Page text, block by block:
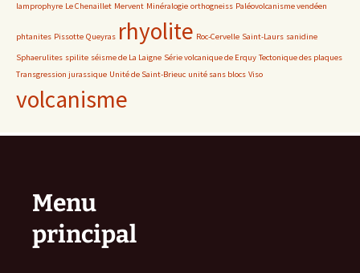
lamprophyre Le Chenaillet Mervent Minéralogie orthogneiss Paléovolcanisme vendéen
phtanites Pissotte Queyras rhyolite Roc-Cervelle Saint-Laurs sanidine
Sphaerulites spilite séisme de La Laigne Série volcanique de Erquy Tectonique des plaques
Transgression jurassique Unité de Saint-Brieuc unité sans blocs Viso
volcanisme
Menu
principal